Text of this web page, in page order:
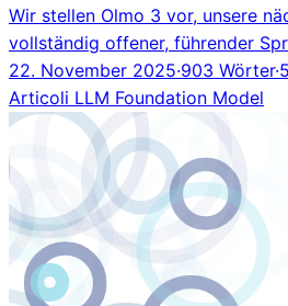
Wir stellen Olmo 3 vor, unsere
vollständig offener, führender
22. November 2025·903 Wörter·
Articoli LLM Foundation Model